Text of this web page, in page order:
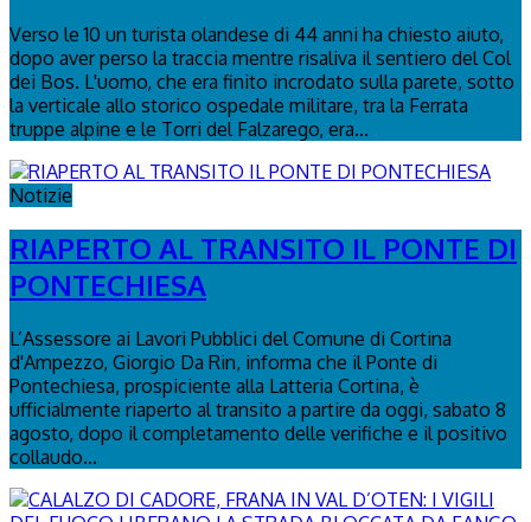
Verso le 10 un turista olandese di 44 anni ha chiesto aiuto,
dopo aver perso la traccia mentre risaliva il sentiero del Col
dei Bos. L'uomo, che era finito incrodato sulla parete, sotto
la verticale allo storico ospedale militare, tra la Ferrata
truppe alpine e le Torri del Falzarego, era...
Notizie
RIAPERTO AL TRANSITO IL PONTE DI
PONTECHIESA
L’Assessore ai Lavori Pubblici del Comune di Cortina
d'Ampezzo, Giorgio Da Rin, informa che il Ponte di
Pontechiesa, prospiciente alla Latteria Cortina, è
ufficialmente riaperto al transito a partire da oggi, sabato 8
agosto, dopo il completamento delle verifiche e il positivo
collaudo...